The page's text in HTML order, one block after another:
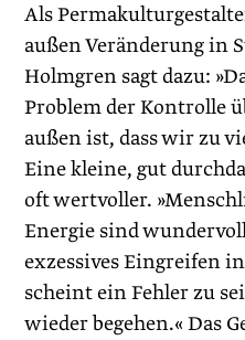
Als
außen Veränderung in
Holmgren sagt dazu:
Problem der Kontrolle
außen ist, dass wir zu
Eine kleine, gut
oft wertvoller.
Energie sind
exzessives Eingreifen
scheint ein Fehler zu
wieder begehen.« Das